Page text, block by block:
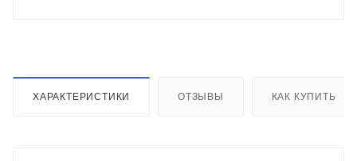
ХАРАКТЕРИСТИКИ ОТЗЫВЫ КАК КУПИТЬ